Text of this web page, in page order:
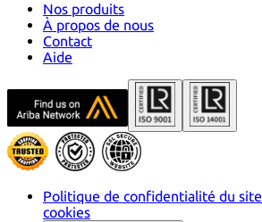
Nos produits
À propos de nous
Contact
Aide
Politique de confidentialité du site
cookies